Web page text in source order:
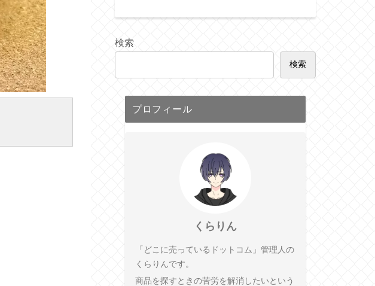
検索
検索
プロフィール
くらりん
「どこに売っているドットコム」管理人の
くらりんです。
商品を探すときの苦労を解消したいという